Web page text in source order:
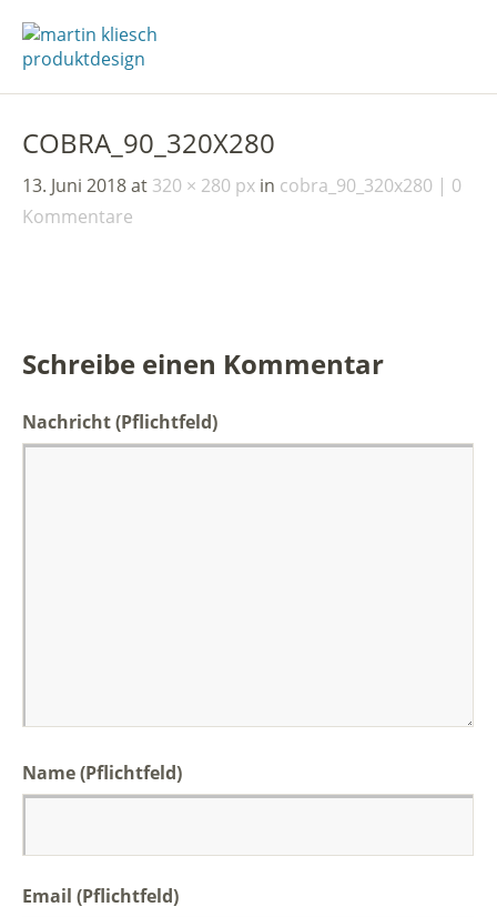
COBRA_90_320X280
13. Juni 2018at 320 × 280 px in cobra_90_320x280
0
Kommentare
Schreibe einen Kommentar
Nachricht(Pflichtfeld)
Name (Pflichtfeld)
Email (Pflichtfeld)